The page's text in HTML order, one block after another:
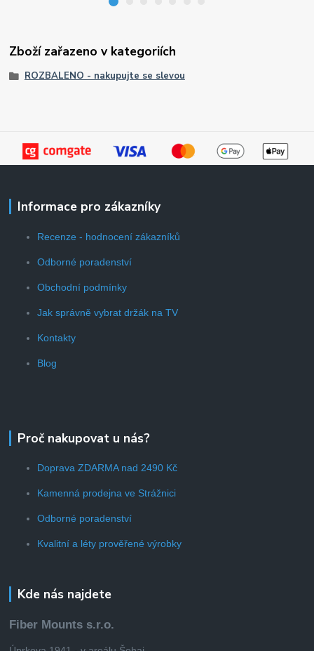
Zboží zařazeno v kategoriích
ROZBALENO - nakupujte se slevou
Informace pro zákazníky
Recenze - hodnocení zákazníků
Odborné poradenství
Obchodní podmínky
Jak správně vybrat držák na TV
Kontakty
Blog
Proč nakupovat u nás?
Doprava ZDARMA nad 2490 Kč
Kamenná prodejna ve Strážnici
Odborné poradenství
Kvalitní a léty prověřené výrobky
Kde nás najdete
Fiber Mounts s.r.o.